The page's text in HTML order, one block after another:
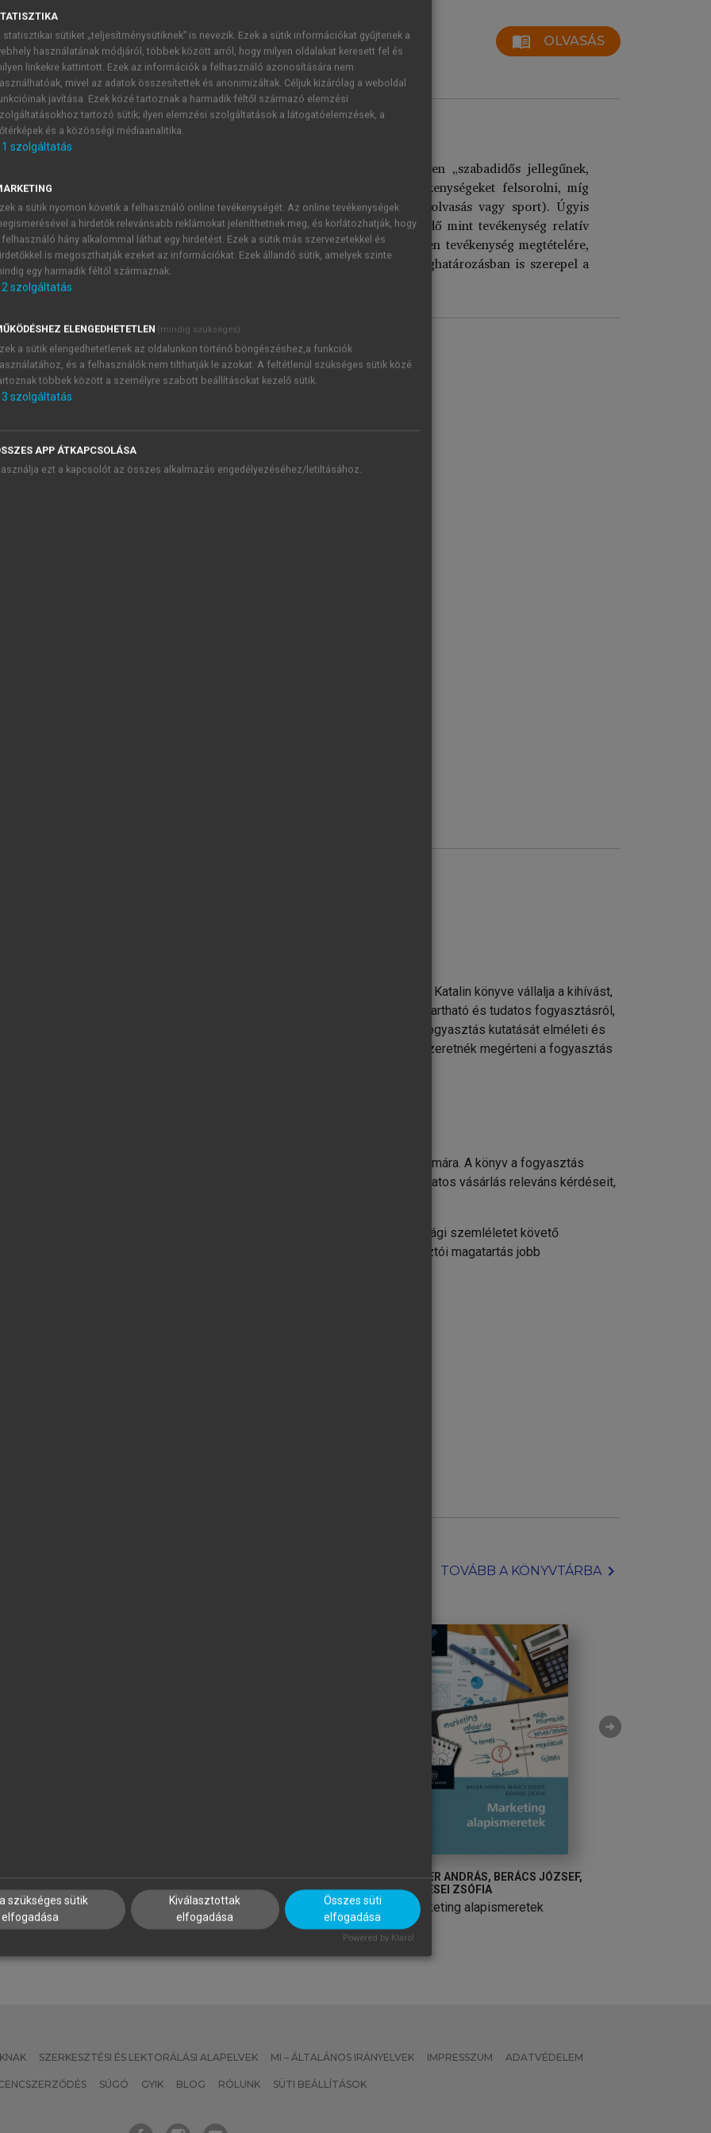
menu_book OLVASÁS
A szabadidő mint tevékenység
is, mint bizonyos tevékenységek, amelyeket hagyományos értelemben „szabadidős jellegűnek,
nehéz általánosan, mindenki által elfogadott szabadidős tevékenységeket felsorolni, míg
minősül, addig mások számára nem feltétlenül jelenti azt (pl. olvasás vagy sport). Úgyis
számára szabadidős tevékenység, ez pedig megvilágítja a szabadidő mint tevékenység relatív
a szabadon felhasználható időkeret által nyújtott lehetőség valamilyen tevékenység megtételére,
annak szórakozási, kikapcsolódási oldalát hangsúlyozza. Több meghatározásban is szerepel a
fogyasztás szociológiája
szerzőről
a fogyasztói társadalom értelmezése ellentmondásokkal terhelt. Formádi Katalin könyve vállalja a kihívást,
értékek, fogyasztói élmény stb.) mellett egyenrangúan szól a fenntartható és tudatos fogyasztásról,
kérdéseiről. A kötet alapos történeti áttekintést is nyújt a témáról, és a fogyasztás kutatását elméleti és
segítségével mutatja be. Jó szívvel ajánlom a könyvet mindazoknak, akik szeretnék megérteni a fogyasztás
diákok, tanárok vagy az üzleti élet szereplői.
vizsgálatának komplex áttekintését nyújtja az olvasó számára. A könyv a fogyasztás
tárgyalja a modern fogyasztási trendeket, a fenntarthatóság és a tudatos vásárlás releváns kérdéseit,
mélyebb rétegeinek megismerése kapcsán.
kötet véleményem szerint mind az oktatásban, mind pedig a fenntarthatósági szemléletet követő
munka, amely meggyőződésem szerint kiemelten hozzájárul a fogyasztói magatartás jobb
Kar Marketing és Turizmus Intézet
tag
szociologiaja//
TOVÁBB A KÖNYVTÁRBAchevron_right
(SZERK.)
Turizmusmarketing
BAUER ANDRÁS, BERÁCS JÓZSEF,
KENESEI ZSÓFIA
Marketing alapismeretek
arrow_circle_right
SZERKESZTÉSI ÉS LEKTORÁLÁSI ALAPELVEK MI – ÁLTALÁNOS IRÁNYELVEK IMPRESSZUM ADATVÉDELEM
SÚGÓ GYIK BLOG RÓLUNK SÜTI BEÁLLÍTÁSOK
statisztikai sütiket „teljesítménysütiknek” is nevezik. Ezek a sütik információkat gyűjtenek a
használatának módjáról, többek között arról, hogy milyen oldalakat keresett fel és
linkekre kattintott. Ezek az információk a felhasználó azonosítására nem
mivel az adatok összesítettek és anonimizáltak. Céljuk kizárólag a weboldal
javítása. Ezek közé tartoznak a harmadik féltől származó elemzési
tartozó sütik; ilyen elemzési szolgáltatások a látogatóelemzések, a
és a közösségi médiaanalitika.
1 szolgáltatás
a sütik nyomon követik a felhasználó online tevékenységét. Az online tevékenységek
a hirdetők relevánsabb reklámokat jeleníthetnek meg, és korlátozhatják, hogy
felhasználó hány alkalommal láthat egy hirdetést. Ezek a sütik más szervezetekkel és
is megoszthatják ezeket az információkat. Ezek állandó sütik, amelyek szinte
egy harmadik féltől származnak.
2szolgáltatás
ELENGEDHETETLEN (mindig szükséges)
a sütik elengedhetetlenek az oldalunkon történő böngészéshez,a funkciók
és a felhasználók nem tilthatják le azokat. A feltétlenül szükséges sütik közé
többek között a személyre szabott beállításokat kezelő sütik.
3 szolgáltatás
APP ÁTKAPCSOLÁSA
ezt a kapcsolót az összes alkalmazás engedélyezéséhez/letiltásához.
szükséges sütik
elfogadása
Kiválasztottak
elfogadása
Összes süti
elfogadása
Powered by Klaro!